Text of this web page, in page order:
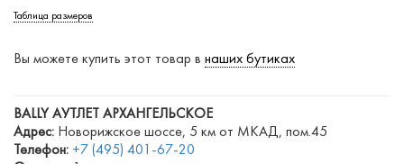
Таблица размеров
Вы можете купить этот товар в наших бутиках
BALLY АУТЛЕТ АРХАНГЕЛЬСКОЕ
Адрес: Новорижское шоссе, 5 км от МКАД, пом.45
Телефон: +7 (495) 401-67-20